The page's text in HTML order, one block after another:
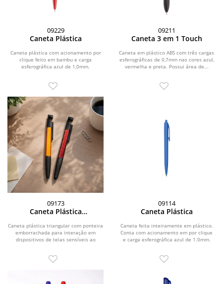
09229
Caneta Plástica
Caneta plástica com acionamento por
clique feito em bambu e carga
esferográfica azul de 1,0mm.
09211
Caneta 3 em 1 Touch
Caneta em plástico ABS com três cargas
esferográficas de 0,7mm nas cores azul,
vermelha e preta. Possui área de...
09173
Caneta Plástica
Caneta plástica triangular com ponteira
emborrachada para interação em
dispositivos de telas sensíveis ao
09114
Caneta Plástica
Caneta feita inteiramente em plástico.
Conta com acionamento em por clique
e carga esferográfica azul de 1.0mm.